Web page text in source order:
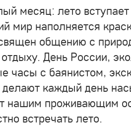
месяц: лето вступает
мир наполняется
общению с
День России,
часы с баянистом,
делают каждый день
нашим проживающим
встречать лето.